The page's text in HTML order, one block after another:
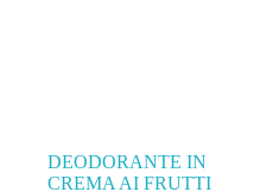
DEODORANTE IN
CREMA AI FRUTTI